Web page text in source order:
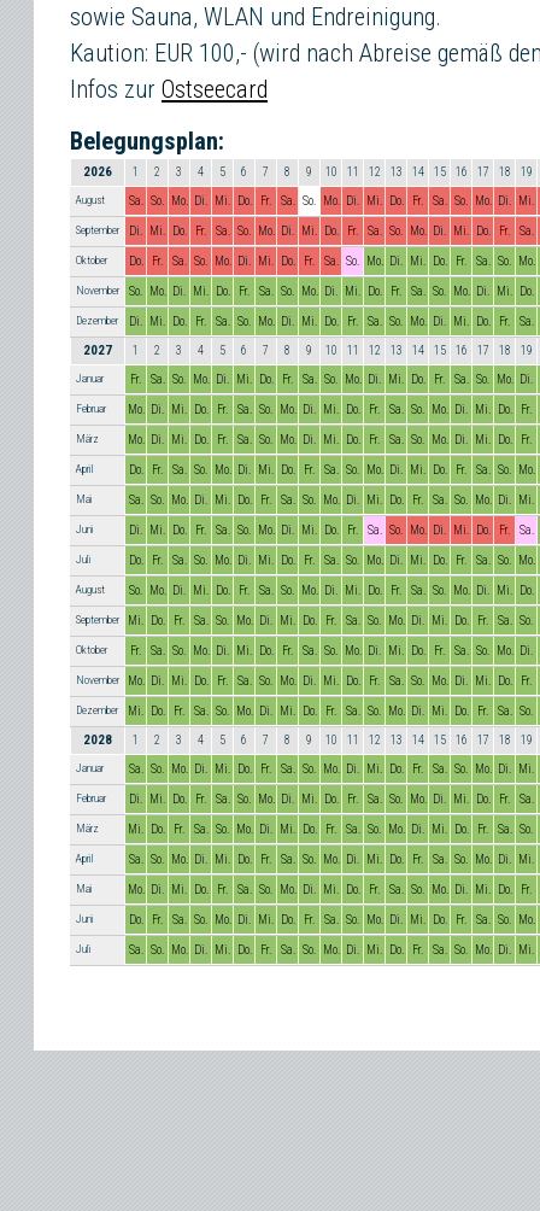
sowie Sauna, WLAN und Endreinigung.
Kaution: EUR 100,- (wird nach Abreise gemäß
Infos zur Ostseecard
Belegungsplan:
2026 1 2 3 4 5 6 7 8 9 10 11 12 13 14 15 16 17 18 19
August Sa. So. Mo. Di. Mi. Do. Fr. Sa. So. Mo. Di. Mi. Do. Fr. Sa. So. Mo. Di. Mi.
September Di. Mi. Do. Fr. Sa. So. Mo. Di. Mi. Do. Fr. Sa. So. Mo. Di. Mi. Do. Fr. Sa.
Oktober Do. Fr. Sa. So. Mo. Di. Mi. Do. Fr. Sa. So. Mo. Di. Mi. Do. Fr. Sa. So. Mo.
November So. Mo. Di. Mi. Do. Fr. Sa. So. Mo. Di. Mi. Do. Fr. Sa. So. Mo. Di. Mi. Do.
Dezember Di. Mi. Do. Fr. Sa. So. Mo. Di. Mi. Do. Fr. Sa. So. Mo. Di. Mi. Do. Fr. Sa.
2027 1 2 3 4 5 6 7 8 9 10 11 12 13 14 15 16 17 18 19
Januar Fr. Sa. So. Mo. Di. Mi. Do. Fr. Sa. So. Mo. Di. Mi. Do. Fr. Sa. So. Mo. Di.
Februar Mo. Di. Mi. Do. Fr. Sa. So. Mo. Di. Mi. Do. Fr. Sa. So. Mo. Di. Mi. Do. Fr.
März Mo. Di. Mi. Do. Fr. Sa. So. Mo. Di. Mi. Do. Fr. Sa. So. Mo. Di. Mi. Do. Fr.
April Do. Fr. Sa. So. Mo. Di. Mi. Do. Fr. Sa. So. Mo. Di. Mi. Do. Fr. Sa. So. Mo.
Mai Sa. So. Mo. Di. Mi. Do. Fr. Sa. So. Mo. Di. Mi. Do. Fr. Sa. So. Mo. Di. Mi.
Juni Di. Mi. Do. Fr. Sa. So. Mo. Di. Mi. Do. Fr. Sa. So. Mo. Di. Mi. Do. Fr. Sa.
Juli Do. Fr. Sa. So. Mo. Di. Mi. Do. Fr. Sa. So. Mo. Di. Mi. Do. Fr. Sa. So. Mo.
August So. Mo. Di. Mi. Do. Fr. Sa. So. Mo. Di. Mi. Do. Fr. Sa. So. Mo. Di. Mi. Do.
September Mi. Do. Fr. Sa. So. Mo. Di. Mi. Do. Fr. Sa. So. Mo. Di. Mi. Do. Fr. Sa. So.
Oktober Fr. Sa. So. Mo. Di. Mi. Do. Fr. Sa. So. Mo. Di. Mi. Do. Fr. Sa. So. Mo. Di.
November Mo. Di. Mi. Do. Fr. Sa. So. Mo. Di. Mi. Do. Fr. Sa. So. Mo. Di. Mi. Do. Fr.
Dezember Mi. Do. Fr. Sa. So. Mo. Di. Mi. Do. Fr. Sa. So. Mo. Di. Mi. Do. Fr. Sa. So.
2028 1 2 3 4 5 6 7 8 9 10 11 12 13 14 15 16 17 18 19
Januar Sa. So. Mo. Di. Mi. Do. Fr. Sa. So. Mo. Di. Mi. Do. Fr. Sa. So. Mo. Di. Mi.
Februar Di. Mi. Do. Fr. Sa. So. Mo. Di. Mi. Do. Fr. Sa. So. Mo. Di. Mi. Do. Fr. Sa.
März Mi. Do. Fr. Sa. So. Mo. Di. Mi. Do. Fr. Sa. So. Mo. Di. Mi. Do. Fr. Sa. So.
April Sa. So. Mo. Di. Mi. Do. Fr. Sa. So. Mo. Di. Mi. Do. Fr. Sa. So. Mo. Di. Mi.
Mai Mo. Di. Mi. Do. Fr. Sa. So. Mo. Di. Mi. Do. Fr. Sa. So. Mo. Di. Mi. Do. Fr.
Juni Do. Fr. Sa. So. Mo. Di. Mi. Do. Fr. Sa. So. Mo. Di. Mi. Do. Fr. Sa. So. Mo.
Juli Sa. So. Mo. Di. Mi. Do. Fr. Sa. So. Mo. Di. Mi. Do. Fr. Sa. So. Mo. Di. Mi.